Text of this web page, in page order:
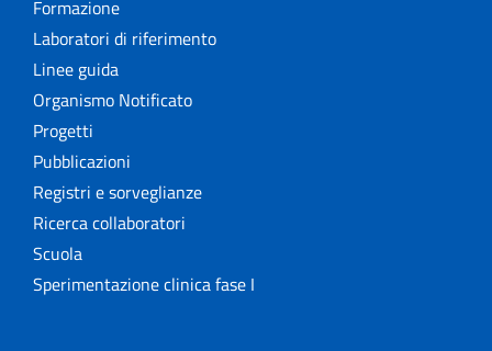
Formazione
Laboratori di riferimento
Linee guida
Organismo Notificato
Progetti
Pubblicazioni
Registri e sorveglianze
Ricerca collaboratori
Scuola
Sperimentazione clinica fase I